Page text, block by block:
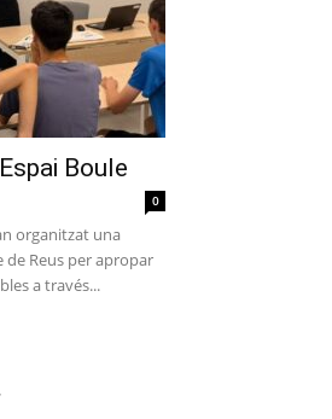
Boule
0
organitzat una
de Reus per apropar
a través...